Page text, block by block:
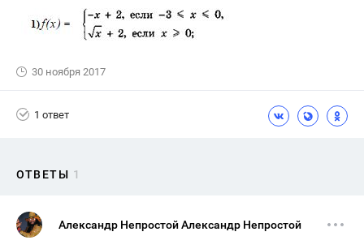
30 ноября 2017
1 ответ
ОТВЕТЫ 1
Александр Непростой Александр Непростой